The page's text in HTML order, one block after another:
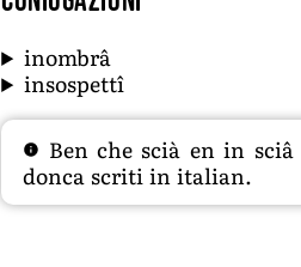
inombrâ
insospettî
Ben che scià en in
donca scriti in italian.